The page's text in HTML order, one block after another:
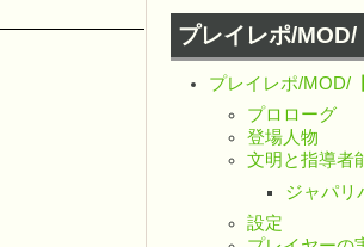
プレイレポ/
プレイレポ/MOD/
プロローグ
登場人物
文明と指導者
ジャパリ
設定